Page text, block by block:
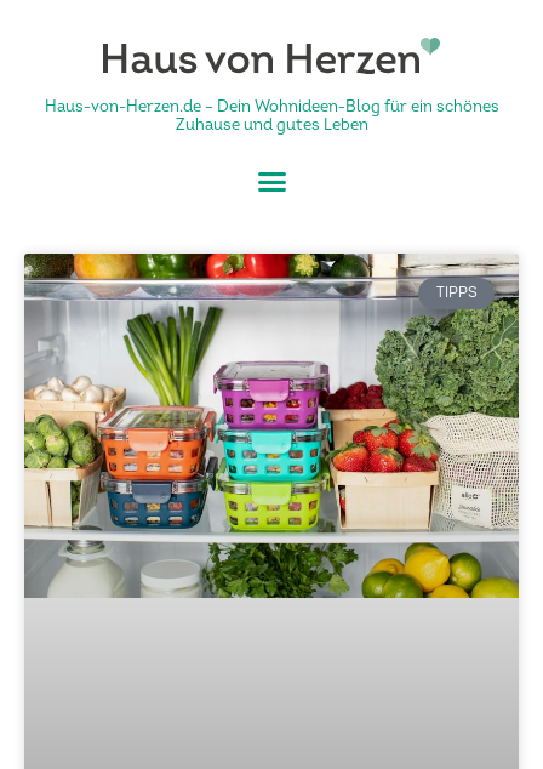
Haus-von-Herzen.de – Dein Wohnideen-Blog für ein schönes
Zuhause und gutes Leben
TIPPS